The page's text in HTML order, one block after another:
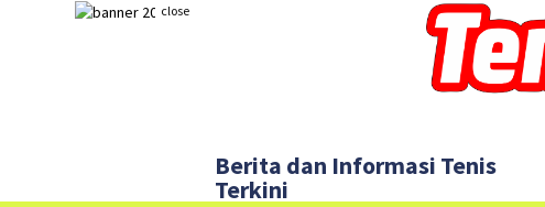
close
Berita dan Informasi Tenis
Terkini